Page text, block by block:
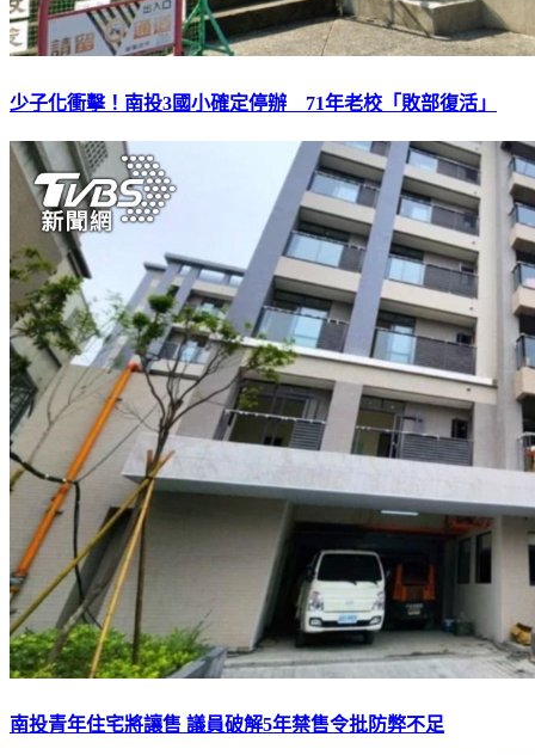
少子化衝擊！南投3國小確定停辦 71年老校「敗部復活」
南投青年住宅將讓售 議員破解5年禁售令批防弊不足